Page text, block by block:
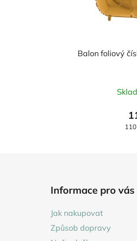
Balon foliový
Informace pro vás
Jak nakupovat
Způsob dopravy